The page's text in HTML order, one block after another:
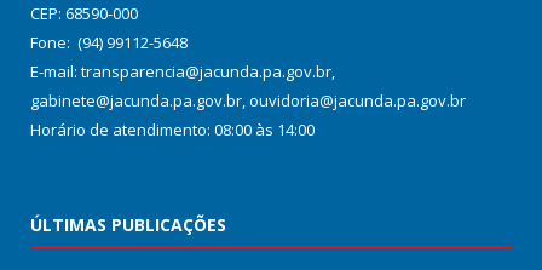
CEP: 68590-000
Fone: (94) 99112-5648
E-mail: transparencia@jacunda.pa.gov.br,
gabinete@jacunda.pa.gov.br, ouvidoria@jacunda.pa.gov.br
Horário de atendimento: 08:00 às 14:00
ÚLTIMAS PUBLICAÇÕES